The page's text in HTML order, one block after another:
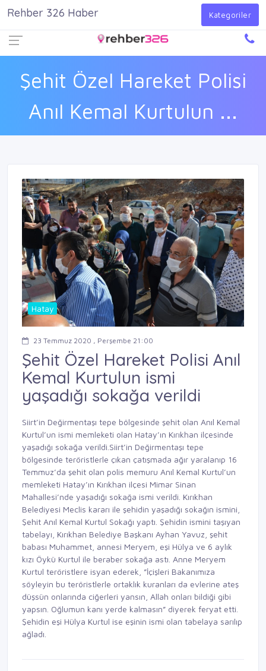
Giriş Yap
Şehit Özel Hareket Polisi
Anıl Kemal Kurtulun ...
Rehber 326 Haber Kategoriler
Hatay
23 Temmuz 2020 , Perşembe 21:00
Şehit Özel Hareket Polisi Anıl
Kemal Kurtulun ismi
yaşadığı sokağa verildi
Siirt’in Değirmentaşı tepe bölgesinde şehit olan Anıl Kemal
Kurtul’un ismi memleketi olan Hatay’ın Kırıkhan ilçesinde
yaşadığı sokağa verildi.Siirt’in Değirmentaşı tepe
bölgesinde teröristlerle çıkan çatışmada ağır yaralanıp 16
Temmuz’da şehit olan polis memuru Anıl Kemal Kurtul’un
memleketi Hatay’ın Kırıkhan ilçesi Mimar Sinan
Mahallesi’nde yaşadığı sokağa ismi verildi. Kırıkhan
Belediyesi Meclis kararı ile şehidin yaşadığı sokağın ismini,
Şehit Anıl Kemal Kurtul Sokağı yaptı. Şehidin ismini taşıyan
tabelayı, Kırıkhan Belediye Başkanı Ayhan Yavuz, şehit
babası Muhammet, annesi Meryem, eşi Hülya ve 6 aylık
kızı Öykü Kurtul ile beraber sokağa astı. Anne Meryem
Kurtul teröristlere isyan ederek, ”İçişleri Bakanımıza
söyleyin bu teröristlerle ortaklık kuranları da evlerine ateş
düşsün onlarında ciğerleri yansın, Allah onları bildiği gibi
yapsın. Oğlumun kanı yerde kalmasın” diyerek feryat etti.
Şehidin eşi Hülya Kurtul ise eşinin ismi olan tabelaya sarılıp
ağladı.